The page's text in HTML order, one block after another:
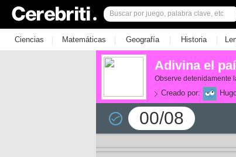
Ciencias | Matemáticas | Geografía | Historia |
Adivina el
Observe detenidamente
Creado por:
00/08